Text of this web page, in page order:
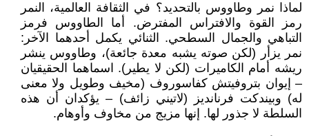
لماذا نمر وطاووس بالتحديد؟ في الثقافة العالمية، النمر
رمز القوة والافتراس المفترض. أما الطاووس فرمز
التباهي والجمال السطحي. الثنائي يكمل أحدهما الآخر:
نمر يزأر (لكن صوته يشبه معدة جائعة)، وطاووس ينشر
ريشه أمام الكاميرات (لكن لا يطير). اسماهما الحقيقيان
– إيوان بتروفيتش كفاسوروف (مخيف وطويل ولا معنى
له) وبيندكت فرنانديز (لاتيني زائف) – يؤكدان أن هذه
السلطة لا جذور لها. إنها مزيج من مخاوف وأوهام.